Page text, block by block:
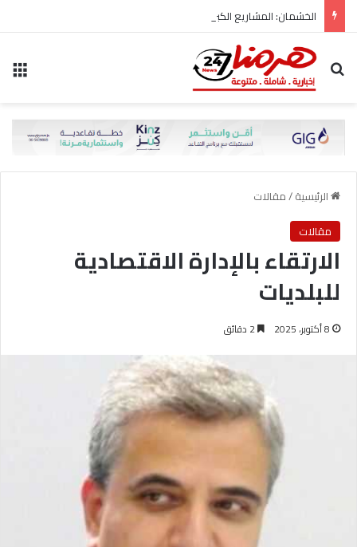
الخشمان: المشاريع الكبرى لا تُبنى على حساب المواطن..
بحث عن
الرئيسية/مقالات
مقالات
الارتقاء بالإدارة الاقتصادية
للبلديات
8 أكتوبر، 2025